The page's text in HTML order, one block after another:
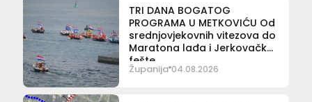
TRI DANA BOGATOG
PROGRAMA U METKOVIĆU Od
srednjovjekovnih vitezova do
Maratona lađa i Jerkovačke
fešte
Županija 04.08.2026